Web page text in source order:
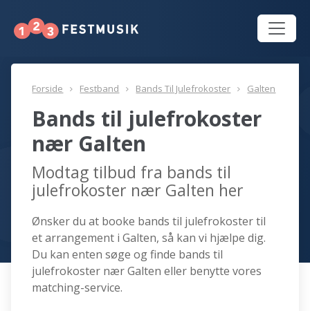
Forside Festband Bands Til Julefrokoster Galten
Bands til julefrokoster
nær Galten
Modtag tilbud fra bands til
julefrokoster nær Galten her
Ønsker du at booke bands til julefrokoster til
et arrangement i Galten, så kan vi hjælpe dig.
Du kan enten søge og finde bands til
julefrokoster nær Galten eller benytte vores
matching-service.